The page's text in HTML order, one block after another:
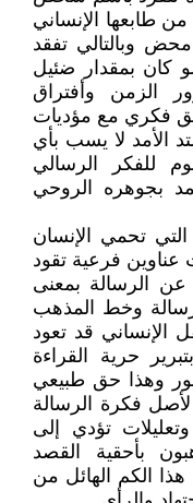
طابعها الإنساني
وبالتالي تفقد
كان بمقدار ضئيل
الزمن وأفتراق
فكري مع مؤديات
الأمد لا يسب بأي
للفكر الرسالي
بجوهره الروحي
التي تحمي الإنسان
فرعية تقود
عن الرسالة بمعنى
وخط المذهب
الإنساني قد تعود
حرية القراءة
وهذا حق طبيعي
فكرة الرسالة
تؤدي إلى
بأحقية القصد
الكم الهائل من